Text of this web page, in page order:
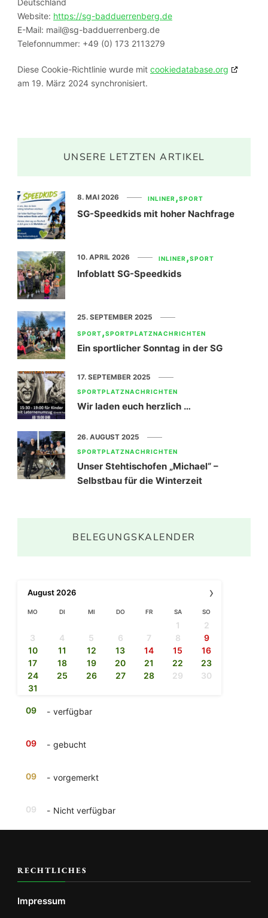
Deutschland
Website: https://sg-badduerrenberg.de
E-Mail: mail@sg-badduerrenberg.de
Telefonnummer: +49 (0) 173 2113279
Diese Cookie-Richtlinie wurde mit cookiedatabase.org
am 19. März 2024 synchronisiert.
UNSERE LETZTEN ARTIKEL
INLINER SPORT
SG-Speedkids mit hoher Nachfrage
8. MAI 2026
INLINER SPORT
Infoblatt SG-Speedkids
10. APRIL 2026
SPORT SPORTPLATZNACHRICHTEN
Ein sportlicher Sonntag in der SG
25. SEPTEMBER 2025
SPORTPLATZNACHRICHTEN
Wir laden euch herzlich …
17. SEPTEMBER 2025
SPORTPLATZNACHRICHTEN
Unser Stehtischofen „Michael“ –
Selbstbau für die Winterzeit
26. AUGUST 2025
BELEGUNGSKALENDER
›
August 2026
MO DI MI DO FR SA SO
1
2
3
4 5 6 7 8
9
10
11 12 13 14 15
16
17
18 19 20 21 22
23
24
25 26 27 28 29
30
31
09 - verfügbar
09 - gebucht
09 - vorgemerkt
09 - Nicht verfügbar
RECHTLICHES
Impressum